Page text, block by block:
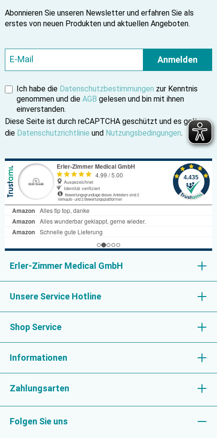
Abonnieren Sie unseren Newsletter und erfahren Sie als
erstes von neuen Produkten und aktuellen Angeboten.
Anmelden
Ich habe die Datenschutzbestimmungen zur Kenntnis
genommen und die AGB gelesen und bin mit ihnen
einverstanden.
Diese Seite ist durch reCAPTCHA geschützt und es gelten
die Datenschutzrichtlinie und Nutzungsbedingungen.
Erler-Zimmer Medical GmbH
Unsere Service Hotline
Shop Service
Informationen
Zahlungsarten
Folgen Sie uns